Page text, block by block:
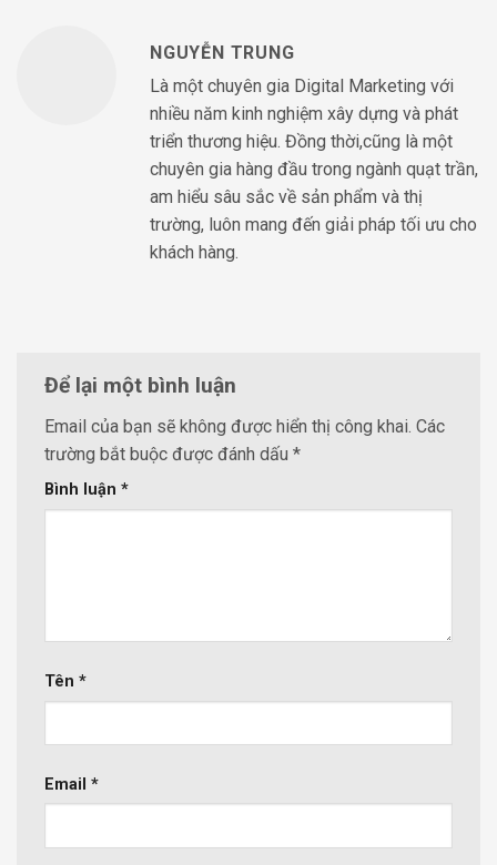
NGUYỄN TRUNG
Là một chuyên gia Digital Marketing với
nhiều năm kinh nghiệm xây dựng và phát
triển thương hiệu. Đồng thời,cũng là một
chuyên gia hàng đầu trong ngành quạt trần,
am hiểu sâu sắc về sản phẩm và thị
trường, luôn mang đến giải pháp tối ưu cho
khách hàng.
Để lại một bình luận
Email của bạn sẽ không được hiển thị công khai. Các
trường bắt buộc được đánh dấu *
Bình luận *
Tên *
Email *